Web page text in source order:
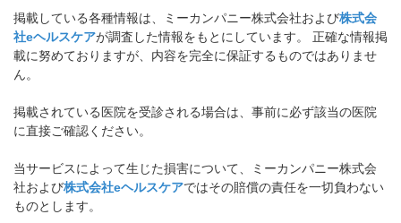
掲載している各種情報は、ミーカンパニー株式会社および株式会
社eヘルスケアが調査した情報をもとにしています。 正確な情報掲
載に努めておりますが、内容を完全に保証するものではありませ
ん。
掲載されている医院を受診される場合は、事前に必ず該当の医院
に直接ご確認ください。
当サービスによって生じた損害について、ミーカンパニー株式会
社および株式会社eヘルスケアではその賠償の責任を一切負わない
ものとします。